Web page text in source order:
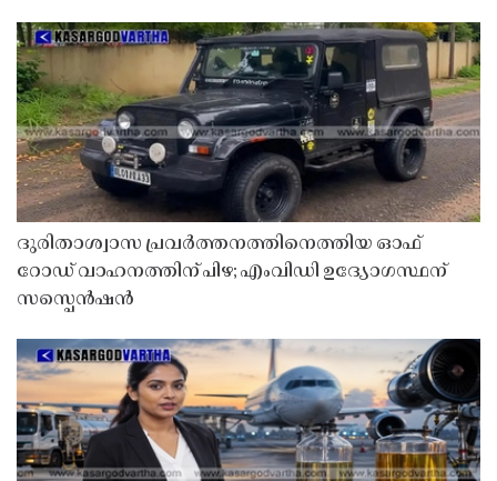
ദുരിതാശ്വാസ പ്രവർത്തനത്തിനെത്തിയ ഓഫ്
റോഡ് വാഹനത്തിന് പിഴ; എംവിഡി ഉദ്യോഗസ്ഥന്
സസ്പെൻഷൻ